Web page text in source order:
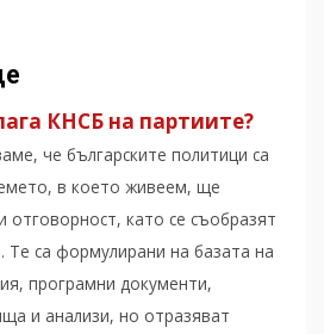
КНСБ на партиите?
че българските политици са
в което живеем, ще
отговорност, като се съобразят
Те са формулирани на базата на
програмни документи,
и анализи, но отразяват